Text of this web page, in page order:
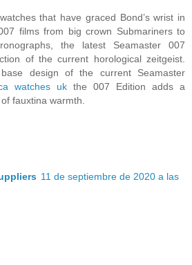
that have graced Bond’s wrist in
films from big crown Submariners to
the latest Seamaster 007
of the current horological zeitgeist.
design of the current Seamaster
watches uk the 007 Edition adds a
fauxtina warmth.
11 de septiembre de 2020 a las